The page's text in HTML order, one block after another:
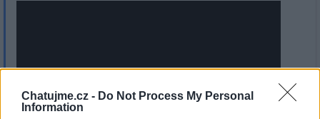
Chatujme.cz - Do Not Process My Personal
Information